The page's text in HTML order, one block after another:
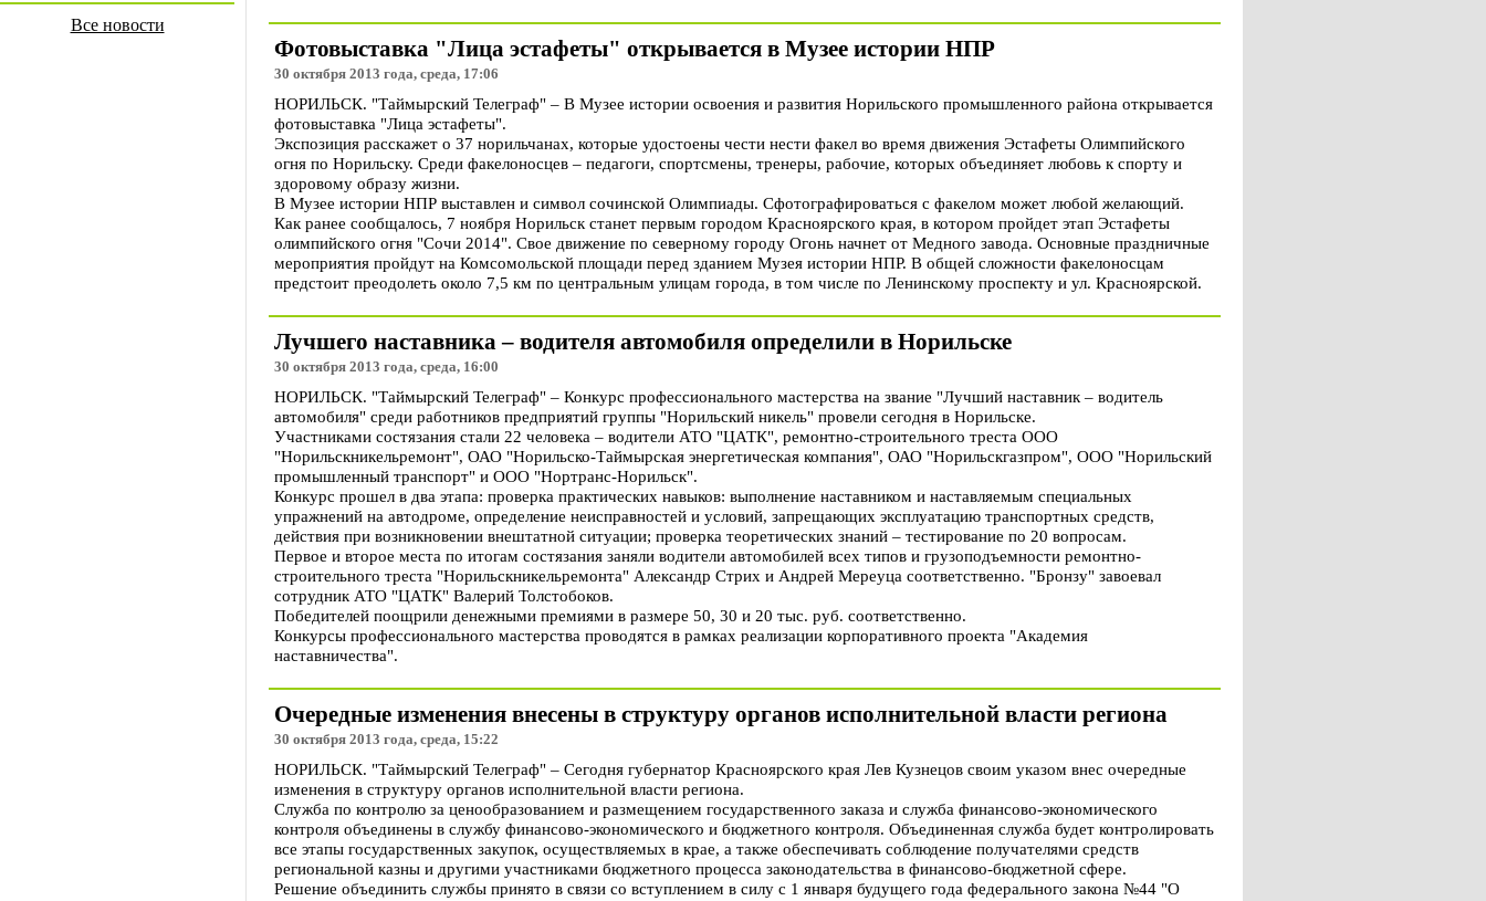
Все новости
Фотовыставка "Лица эстафеты" открывается в Музее истории НПР
30 октября 2013 года, среда, 17:06
НОРИЛЬСК. "Таймырский Телеграф" – В Музее истории освоения и развития Норильского промышленного района открывается
фотовыставка "Лица эстафеты".
Экспозиция расскажет о 37 норильчанах, которые удостоены чести нести факел во время движения Эстафеты Олимпийского
огня по Норильску. Среди факелоносцев – педагоги, спортсмены, тренеры, рабочие, которых объединяет любовь к спорту и
здоровому образу жизни.
В Музее истории НПР выставлен и символ сочинской Олимпиады. Сфотографироваться с факелом может любой желающий.
Как ранее сообщалось, 7 ноября Норильск станет первым городом Красноярского края, в котором пройдет этап Эстафеты
олимпийского огня "Сочи 2014". Свое движение по северному городу Огонь начнет от Медного завода. Основные праздничные
мероприятия пройдут на Комсомольской площади перед зданием Музея истории НПР. В общей сложности факелоносцам
предстоит преодолеть около 7,5 км по центральным улицам города, в том числе по Ленинскому проспекту и ул. Красноярской.
Лучшего наставника – водителя автомобиля определили в Норильске
30 октября 2013 года, среда, 16:00
НОРИЛЬСК. "Таймырский Телеграф" – Конкурс профессионального мастерства на звание "Лучший наставник – водитель
автомобиля" среди работников предприятий группы "Норильский никель" провели сегодня в Норильске.
Участниками состязания стали 22 человека – водители АТО "ЦАТК", ремонтно-строительного треста ООО
"Норильскникельремонт", ОАО "Норильско-Таймырская энергетическая компания", ОАО "Норильскгазпром", ООО "Норильский
промышленный транспорт" и ООО "Нортранс-Норильск".
Конкурс прошел в два этапа: проверка практических навыков: выполнение наставником и наставляемым специальных
упражнений на автодроме, определение неисправностей и условий, запрещающих эксплуатацию транспортных средств,
действия при возникновении внештатной ситуации; проверка теоретических знаний – тестирование по 20 вопросам.
Первое и второе места по итогам состязания заняли водители автомобилей всех типов и грузоподъемности ремонтно-
строительного треста "Норильскникельремонта" Александр Стрих и Андрей Мереуца соответственно. "Бронзу" завоевал
сотрудник АТО "ЦАТК" Валерий Толстобоков.
Победителей поощрили денежными премиями в размере 50, 30 и 20 тыс. руб. соответственно.
Конкурсы профессионального мастерства проводятся в рамках реализации корпоративного проекта "Академия
наставничества".
Очередные изменения внесены в структуру органов исполнительной власти региона
30 октября 2013 года, среда, 15:22
НОРИЛЬСК. "Таймырский Телеграф" – Сегодня губернатор Красноярского края Лев Кузнецов своим указом внес очередные
изменения в структуру органов исполнительной власти региона.
Служба по контролю за ценообразованием и размещением государственного заказа и служба финансово-экономического
контроля объединены в службу финансово-экономического и бюджетного контроля. Объединенная служба будет контролировать
все этапы государственных закупок, осуществляемых в крае, а также обеспечивать соблюдение получателями средств
региональной казны и другими участниками бюджетного процесса законодательства в финансово-бюджетной сфере.
Решение объединить службы принято в связи со вступлением в силу с 1 января будущего года федерального закона №44 "О